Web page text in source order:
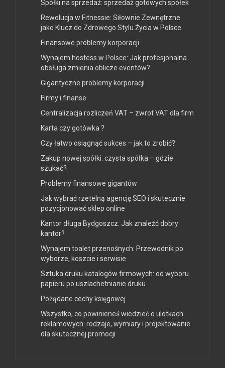
Spółki na sprzedaż: sprzedaż gotowych spółek
Rewolucja w Fitnessie: Siłownie Zewnętrzne
jako Klucz do Zdrowego Stylu Życia w Polsce
Finansowe problemy korporacji
Wynajem hostess w Polsce: Jak profesjonalna
obsługa zmienia oblicze eventów?
Gigantyczne problemy korporacji
Firmy i finanse
Centralizacja rozliczeń VAT – zwrot VAT dla firm
Karta czy gotówka ?
Czy łatwo osiągnąć sukces – jak to zrobić?
Zakup nowej spółki: czysta spółka – gdzie
szukać?
Problemy finansowe gigantów
Jak wybrać rzetelną agencję SEO i skutecznie
pozycjonować sklep online
Kantor długa Bydgoszcz. Jak znaleźć dobry
kantor?
Wynajem toalet przenośnych: Przewodnik po
wyborze, koszcie i serwisie
Sztuka druku katalogów firmowych: od wyboru
papieru po uszlachetnianie druku
Pożądane cechy księgowej
Wszystko, co powinieneś wiedzieć o ulotkach
reklamowych: rodzaje, wymiary i projektowanie
dla skutecznej promocji